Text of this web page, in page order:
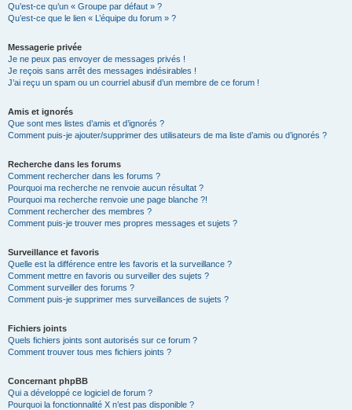
Qu’est-ce qu’un « Groupe par défaut » ?
Qu’est-ce que le lien « L’équipe du forum » ?
Messagerie privée
Je ne peux pas envoyer de messages privés !
Je reçois sans arrêt des messages indésirables !
J’ai reçu un spam ou un courriel abusif d’un membre de ce forum !
Amis et ignorés
Que sont mes listes d’amis et d’ignorés ?
Comment puis-je ajouter/supprimer des utilisateurs de ma liste d’amis ou d’ignorés ?
Recherche dans les forums
Comment rechercher dans les forums ?
Pourquoi ma recherche ne renvoie aucun résultat ?
Pourquoi ma recherche renvoie une page blanche ?!
Comment rechercher des membres ?
Comment puis-je trouver mes propres messages et sujets ?
Surveillance et favoris
Quelle est la différence entre les favoris et la surveillance ?
Comment mettre en favoris ou surveiller des sujets ?
Comment surveiller des forums ?
Comment puis-je supprimer mes surveillances de sujets ?
Fichiers joints
Quels fichiers joints sont autorisés sur ce forum ?
Comment trouver tous mes fichiers joints ?
Concernant phpBB
Qui a développé ce logiciel de forum ?
Pourquoi la fonctionnalité X n’est pas disponible ?